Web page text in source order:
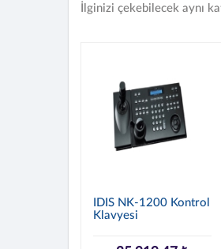
İlginizi çekebilecek aynı
IDIS NK-1200 Kontrol
Klavyesi